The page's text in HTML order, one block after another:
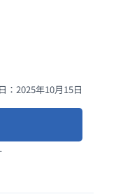
：2025年10月15日